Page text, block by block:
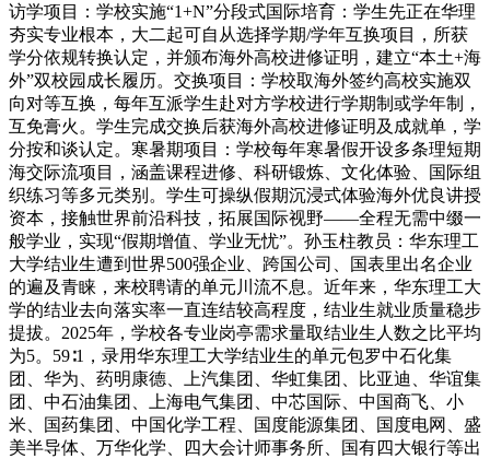
访学项目：学校实施“1+N”分段式国际培育：学生先正在华理
夯实专业根本，大二起可自从选择学期/学年互换项目，所获
学分依规转换认定，并颁布海外高校进修证明，建立“本土+海
外”双校园成长履历。交换项目：学校取海外签约高校实施双
向对等互换，每年互派学生赴对方学校进行学期制或学年制，
互免膏火。学生完成交换后获海外高校进修证明及成就单，学
分按和谈认定。寒暑期项目：学校每年寒暑假开设多条理短期
海交际流项目，涵盖课程进修、科研锻炼、文化体验、国际组
织练习等多元类别。学生可操纵假期沉浸式体验海外优良讲授
资本，接触世界前沿科技，拓展国际视野——全程无需中缀一
般学业，实现“假期增值、学业无忧”。孙玉柱教员：华东理工
大学结业生遭到世界500强企业、跨国公司、国表里出名企业
的遍及青睐，来校聘请的单元川流不息。近年来，华东理工大
学的结业去向落实率一直连结较高程度，结业生就业质量稳步
提拔。2025年，学校各专业岗亭需求量取结业生人数之比平均
为5。59∶1，录用华东理工大学结业生的单元包罗中石化集
团、华为、药明康德、上汽集团、华虹集团、比亚迪、华谊集
团、中石油集团、上海电气集团、中芯国际、中国商飞、小
米、国药集团、中国化学工程、国度能源集团、国度电网、盛
美半导体、万华化学、四大会计师事务所、国有四大银行等出